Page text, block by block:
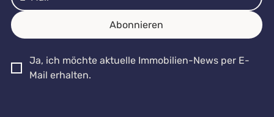
Abonnieren
Ja, ich möchte aktuelle Immobilien-News per E-
Mail erhalten.